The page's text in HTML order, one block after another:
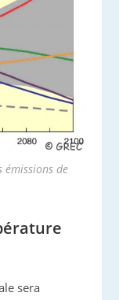
émissions de
sera